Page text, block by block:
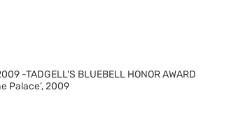
-TADGELL'S BLUEBELL HONOR AWARD
Palace’, 2009